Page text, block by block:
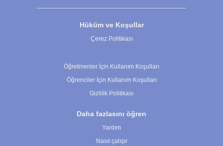
Hüküm ve Koşullar
Çerez Politikası
Öğretmenler İçin Kullanım Koşulları
Öğrenciler İçin Kullanım Koşulları
Gizlilik Politikası
Daha fazlasını öğren
Yardım
Nasıl çalışır